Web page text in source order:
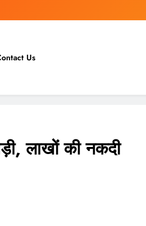
Us
लाखों की नकदी